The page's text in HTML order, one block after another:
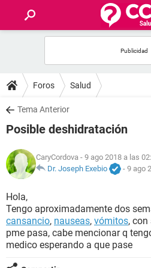
FOROS
SALUD
NUTRICIÓN
BIENESTAR
SEXUALIDAD
GLOSARIO
Foros Salud
Tema Anterior
Posible deshidratación
CaryCordova - 9 ago 2018 a las
Dr. Joseph Exebio
- 9 ago
Hola,
Tengo aproximadamente dos
cansancio, nauseas, vómitos,
pme pasa, cabe mencionar q
medico esperando a que pase